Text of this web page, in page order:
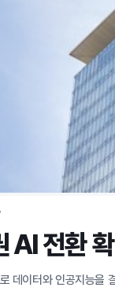
AI 전환
데이터와 인공지능을